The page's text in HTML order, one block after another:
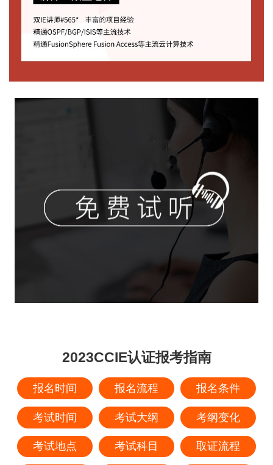
2023CCIE认证报考指南
报名时间 报名流程 报名条件
考试时间 考试大纲 考纲变化
考试地点 考试科目 取证流程